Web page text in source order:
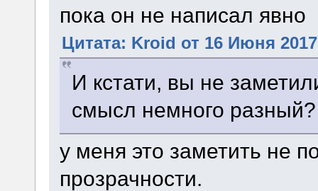
пока он не написал явно
Цитата: Kroid от 16 Июня
И кстати, вы не
смысл немного разный?
у меня это заметить не
прозрачности.